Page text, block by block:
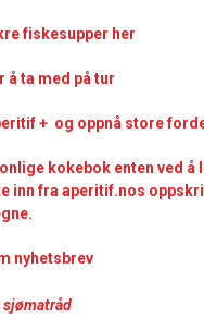
fiskesupper her
å ta med på tur
+ og oppnå store
kokebok enten ved å
inn fra aperitif.nos
nyhetsbrev
sjømatråd